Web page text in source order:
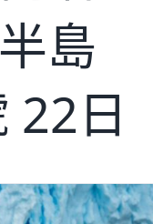
島
22日